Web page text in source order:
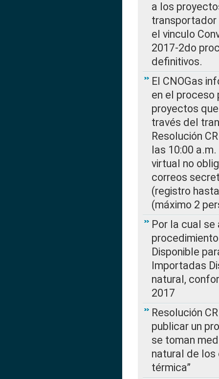
a los
transportador
el vinculo
2017-2do
definitivos.
El CNOGas
en el proceso
proyectos
través del
Resolución
las 10:00
virtual no
correos
(registro
(máximo 2
Por la cual
Disponible
Importadas
natural,
2017
Resolución
publicar un
se toman
natural de los
térmica”